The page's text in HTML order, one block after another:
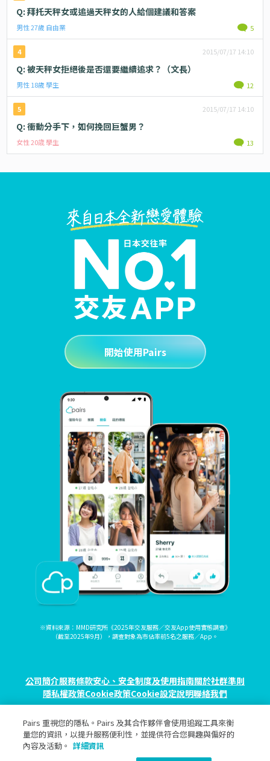
Q: 拜托天秤女或追過天秤女的人給個建議和答案
男性 27歲 自由業 5
4 2015/07/17 14:10
Q: 被天秤女拒絕後是否還要繼續追求？（文長）
男性 18歲 學生 12
5 2015/07/17 14:10
Q: 衝動分手下，如何挽回巨蟹男？
女性 20歳 學生 13
開始使用Pairs
※資料來源：MMD研究所《2025年交友服務／交友App使用實態調查》
（截至2025年9月），調查對象為市佔率前5名之服務／App。
公司簡介服務條款安心、安全制度及使用指南關於社群準則
隱私權政策Cookie政策Cookie設定說明聯絡我們
© eureka, Inc. All rights reserved.
Pairs 重視您的隱私。Pairs 及其合作夥伴會使用追蹤工具來衡
量您的資訊，以提升服務便利性，並提供符合您興趣與偏好的
內容及活動。 詳細資訊